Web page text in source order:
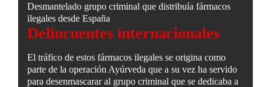
Desmantelado grupo criminal que distribuía fármacos
ilegales desde España
Delincuentes internacionales
El tráfico de estos fármacos ilegales se origina como
parte de la operación Ayúrveda que a su vez ha servido
para desenmascarar al grupo criminal que se dedicaba a